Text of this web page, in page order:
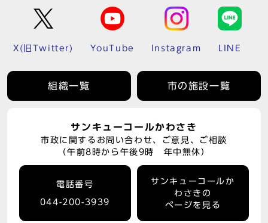
X(旧Twitter) YouTube Instagram LINE
組織一覧 市の施設一覧
サンキューコールかわさき
市政に関するお問い合わせ、ご意見、ご相談
（午前8時から午後9時 年中無休）
電話番号
044-200-3939
サンキューコールか
わさきの
ページを見る